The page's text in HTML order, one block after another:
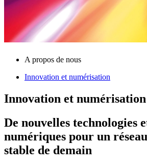
A propos de nous
Innovation et numérisation
Innovation et numérisation
De nouvelles technologies
numériques pour un
stable de demain